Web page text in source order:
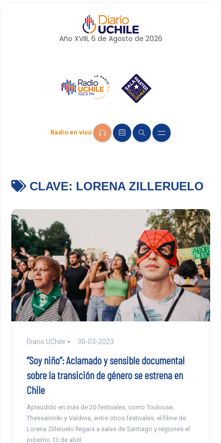
Año XVIII, 6 de Agosto de 2026
Radio en vivo
CLAVE: LORENA ZILLERUELO
Diario UChile 30-03-2023
“Soy niño”: Aclamado y sensible documental
sobre la transición de género se estrena en
Chile
Aplaudido en más de 20 festivales, como Toulouse,
Thessaloniki y Valdivia, entre otros festivales, el filme de
Lorena Zilleruelo llegará a salas de Santiago y regiones el
próximo 13 de abril.